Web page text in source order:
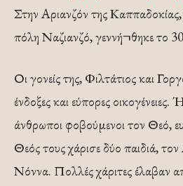
Στην Αριανζόν της
πόλη Ναζιανζό, γεννή¬θηκε το
Οι γονείς της, Φιλτάτιος και
ένδοξες και εύπορες οικογένειες.
άνθρωποι φοβούμενοι τον Θεό,
Θεός τους χάρισε δύο παιδιά,
Νόννα. Πολλές χάριτες έλαβαν